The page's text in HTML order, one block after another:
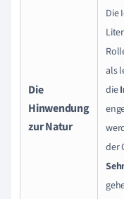
Die
Hinwendung
zur Natur
Die
als
die
der